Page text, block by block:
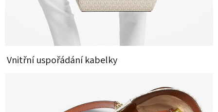
Vnitřní uspořádání kabelky